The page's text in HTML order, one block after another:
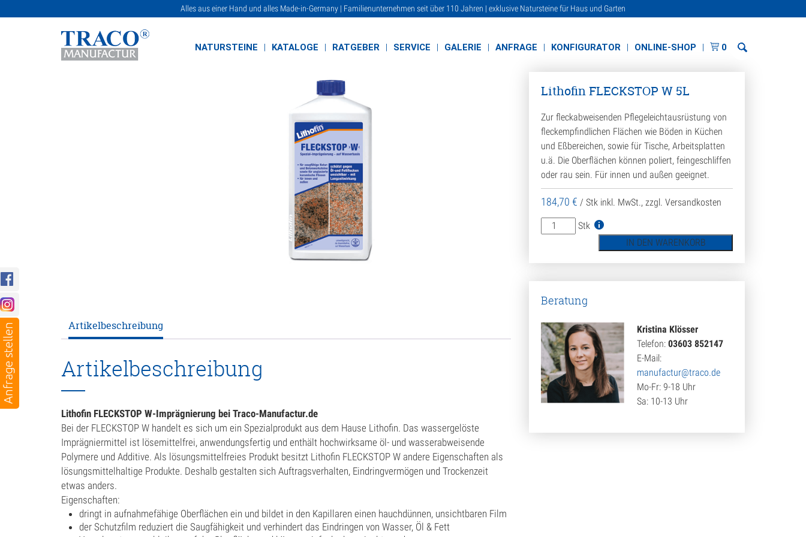
Alles aus einer Hand und alles Made-in-Germany | Familienunternehmen seit über 110 Jahren | exklusive Natursteine für Haus und Garten
NATURSTEINE KATALOGE RATGEBER SERVICE GALERIE ANFRAGE KONFIGURATOR ONLINE-SHOP 0
Artikelbeschreibung
Artikelbeschreibung
Lithofin FLECKSTOP W-Imprägnierung bei Traco-Manufactur.de
Bei der FLECKSTOP W handelt es sich um ein Spezialprodukt aus dem Hause Lithofin. Das wassergelöste
Imprägniermittel ist lösemittelfrei, anwendungsfertig und enthält hochwirksame öl- und wasserabweisende
Polymere und Additive. Als lösungsmittelfreies Produkt besitzt Lithofin FLECKSTOP W andere Eigenschaften als
lösungsmittelhaltige Produkte. Deshalb gestalten sich Auftragsverhalten, Eindringvermögen und Trockenzeit
etwas anders.
Eigenschaften:
dringt in aufnahmefähige Oberflächen ein und bildet in den Kapillaren einen hauchdünnen, unsichtbaren Film
der Schutzfilm reduziert die Saugfähigkeit und verhindert das Eindringen von Wasser, Öl & Fett
Lithofin FLECKSTOP W 5L
Zur fleckabweisenden Pflegeleichtausrüstung von
fleckempfindlichen Flächen wie Böden in Küchen
und Eßbereichen, sowie für Tische, Arbeitsplatten
u.ä. Die Oberflächen können poliert, feingeschliffen
oder rau sein. Für innen und außen geeignet.
184,70 € / Stk inkl. MwSt., zzgl. Versandkosten
Lithofin
FLECKSTOP
5L
Stk
IN DEN WARENKORB
Beratung
Kristina Klösser
Telefon: 03603 852147
E-Mail:
manufactur@traco.de
Mo-Fr: 9-18 Uhr
Sa: 10-13 Uhr